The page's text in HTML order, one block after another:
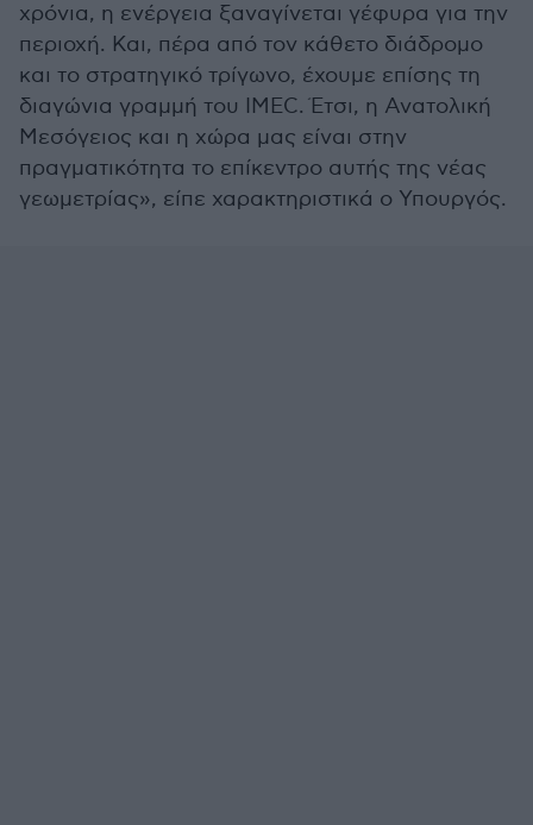
χρόνια, η ενέργεια ξαναγίνεται γέφυρα για την
περιοχή. Και, πέρα από τον κάθετο διάδρομο
και το στρατηγικό τρίγωνο, έχουμε επίσης τη
διαγώνια γραμμή του IMEC. Έτσι, η Ανατολική
Μεσόγειος και η χώρα μας είναι στην
πραγματικότητα το επίκεντρο αυτής της νέας
γεωμετρίας», είπε χαρακτηριστικά ο Υπουργός.